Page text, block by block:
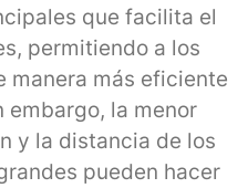
que facilita el
permitiendo a los
manera más eficiente
embargo, la menor
y la distancia de los
pueden hacer